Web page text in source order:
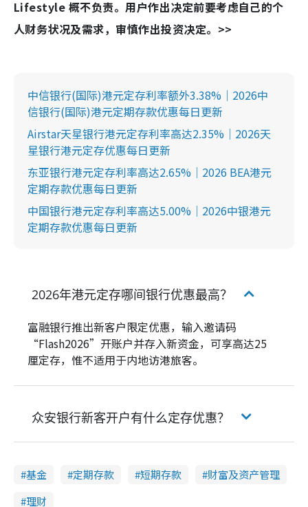
Lifestyle 概不负责。用户作出决定前要考虑自己的个
人财务状况及需求，审慎作出投资决定。>>
中信银行(国际)港元定存利率额外3.38%｜2026中
信银行(国际)港元定期存款优惠每日更新
Airstar天星银行港元定存利率高达2.35%｜2026天
星银行港元定存优惠每日更新
东亚银行港元定存利率高达2.65%｜2026 BEA港元
定期存款优惠每日更新
中国银行港元定存利率高达5.00%｜2026中银港元
定期存款优惠每日更新
2026年港元定存哪间银行优惠最高？
富融银行推出新客户限定优惠，输入邀请码
“Flash2026”开账户并存入新资金，可享高达25
厘定存，惟不适用于内地访港旅客。
众安银行新客开户有什么定存优惠？
基金 定期存款 短期存款
财富及资产管理
理财